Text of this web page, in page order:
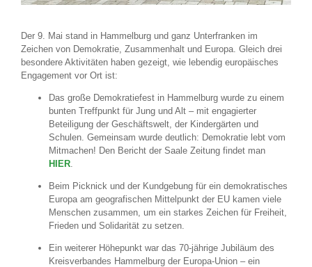
Der 9. Mai stand in Hammelburg und ganz Unterfranken im
Zeichen von Demokratie, Zusammenhalt und Europa. Gleich drei
besondere Aktivitäten haben gezeigt, wie lebendig europäisches
Engagement vor Ort ist:
Das große Demokratiefest in Hammelburg wurde zu einem
bunten Treffpunkt für Jung und Alt – mit engagierter
Beteiligung der Geschäftswelt, der Kindergärten und
Schulen. Gemeinsam wurde deutlich: Demokratie lebt vom
Mitmachen! Den Bericht der Saale Zeitung findet man
HIER
Beim Picknick und der Kundgebung für ein demokratisches
Europa am geografischen Mittelpunkt der EU kamen viele
Menschen zusammen, um ein starkes Zeichen für Freiheit,
Frieden und Solidarität zu setzen.
Ein weiterer Höhepunkt war das 70-jährige Jubiläum des
Kreisverbandes Hammelburg der Europa-Union – ein